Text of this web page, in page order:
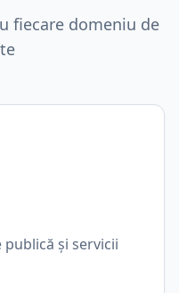
fiecare domeniu de
și servicii